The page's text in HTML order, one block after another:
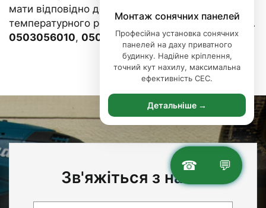
☎ 💬
Порізка базальтової вати
Професійна порізка базальтової
вати — точна нарізка утеплювача
під ваші розміри. Ідеальні краї,
мінімум відходів, сучасне
обладнання.
Детальніше →
мати відповідно до типу системи,
температурного режиму та умов експлуатації. 📞
0503056010, 0504042070
Зв'яжіться з нами